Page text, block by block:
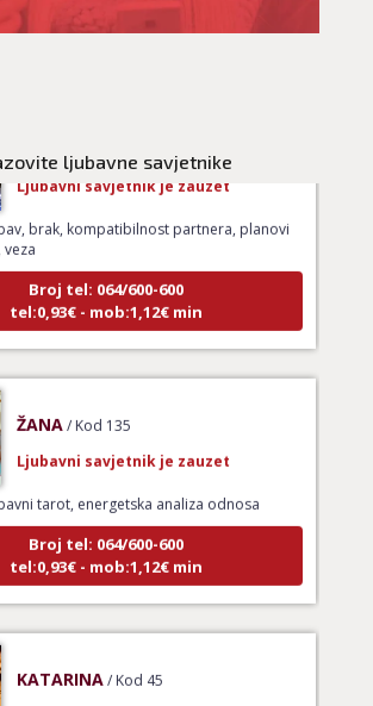
ljubavne savjetnike
tel:0,93€ - mob:1,12€ min
Ljubavni savjetnik je zauzet
brak, kompatibilnost partnera, planovi
tel:0,93€ - mob:1,12€ min
Ljubavni savjetnik je zauzet
tarot, energetska analiza odnosa
Broj tel: 064/600-600
tel:0,93€ - mob:1,12€ min
Ljubavni savjetnik je slobodan